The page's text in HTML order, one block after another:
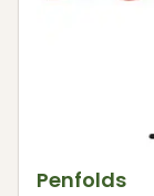
Penfolds